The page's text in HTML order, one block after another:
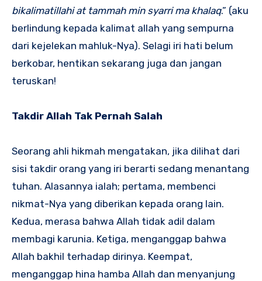
bikalimatillahi at tammah min syarri ma khalaq.” (aku
berlindung kepada kalimat allah yang sempurna
dari kejelekan mahluk-Nya). Selagi iri hati belum
berkobar, hentikan sekarang juga dan jangan
teruskan!
Takdir Allah Tak Pernah Salah
Seorang ahli hikmah mengatakan, jika dilihat dari
sisi takdir orang yang iri berarti sedang menantang
tuhan. Alasannya ialah; pertama, membenci
nikmat-Nya yang diberikan kepada orang lain.
Kedua, merasa bahwa Allah tidak adil dalam
membagi karunia. Ketiga, menganggap bahwa
Allah bakhil terhadap dirinya. Keempat,
menganggap hina hamba Allah dan menyanjung